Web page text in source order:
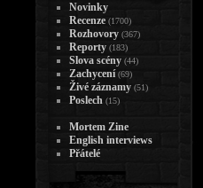
Novinky
Recenze (1700)
Rozhovory (367)
Reporty (183)
Slova scény (44)
Zachycení (69)
Živé záznamy (51)
Poslech (15)
Mortem Zine
English interviews
Přátelé